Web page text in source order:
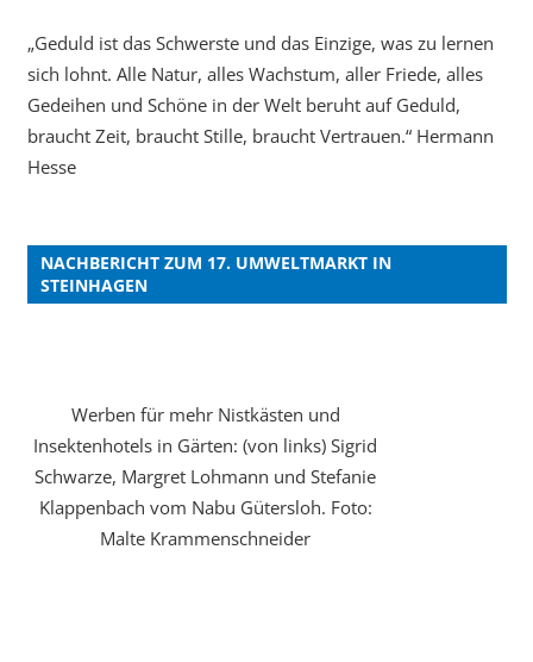
„Geduld ist das Schwerste und das Einzige, was zu lernen
sich lohnt. Alle Natur, alles Wachstum, aller Friede, alles
Gedeihen und Schöne in der Welt beruht auf Geduld,
braucht Zeit, braucht Stille, braucht Vertrauen.“ Hermann
Hesse
NACHBERICHT ZUM 17. UMWELTMARKT IN
STEINHAGEN
Werben für mehr Nistkästen und
Insektenhotels in Gärten: (von links) Sigrid
Schwarze, Margret Lohmann und Stefanie
Klappenbach vom Nabu Gütersloh. Foto:
Malte Krammenschneider